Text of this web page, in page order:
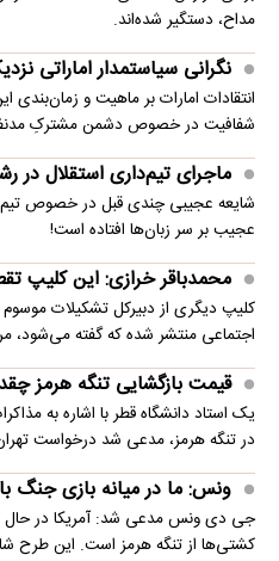
مداح، دستگیر شده‌اند.
نگرانی سیاستمدار اماراتی
انتقادات امارات بر ماهیت و زمان‌بندی
شفافیت در خصوص دشمن مشترکِ
ماجرای تیم‌داری استقلال در
شایعه عجیبی چندی قبل در خصوص
عجیب بر سر زبان‌ها افتاده است!
محمدباقر خرازی: این کلیپ
کلیپ دیگری از دبیرکل تشکیلات موسوم
اجتماعی منتشر شده که گفته می‌شود،
قیمت بازگشایی تنگه هرمز
یک استاد دانشگاه قطر با اشاره به
در تنگه هرمز، مدعی شد درخواست
ونس: ما در میانه بازی جنگ
جی دی ونس مدعی شد: آمریکا در حال
کشتی‌ها از تنگه هرمز است. این طرح